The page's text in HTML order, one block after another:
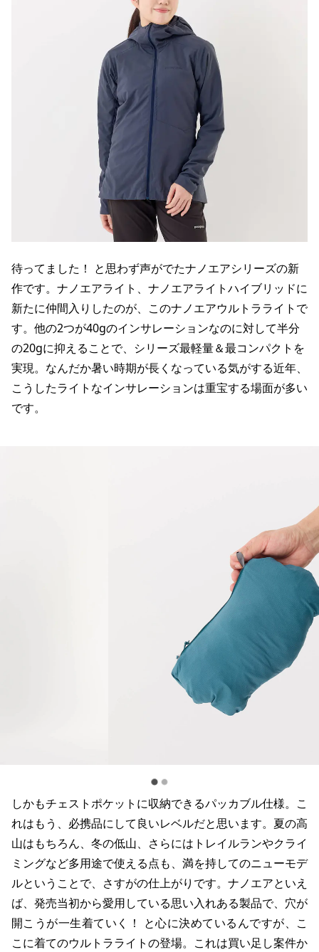
待ってました！ と思わず声がでたナノエアシリーズの新
作です。ナノエアライト、ナノエアライトハイブリッドに
新たに仲間入りしたのが、このナノエアウルトラライトで
す。他の2つが40gのインサレーションなのに対して半分
の20gに抑えることで、シリーズ最軽量＆最コンパクトを
実現。なんだか暑い時期が長くなっている気がする近年、
こうしたライトなインサレーションは重宝する場面が多い
です。
しかもチェストポケットに収納できるパッカブル仕様。こ
れはもう、必携品にして良いレベルだと思います。夏の高
山はもちろん、冬の低山、さらにはトレイルランやクライ
ミングなど多用途で使える点も、満を持してのニューモデ
ルということで、さすがの仕上がりです。ナノエアといえ
ば、発売当初から愛用している思い入れある製品で、穴が
開こうが一生着ていく！ と心に決めているんですが、こ
こに着てのウルトラライトの登場。これは買い足し案件か